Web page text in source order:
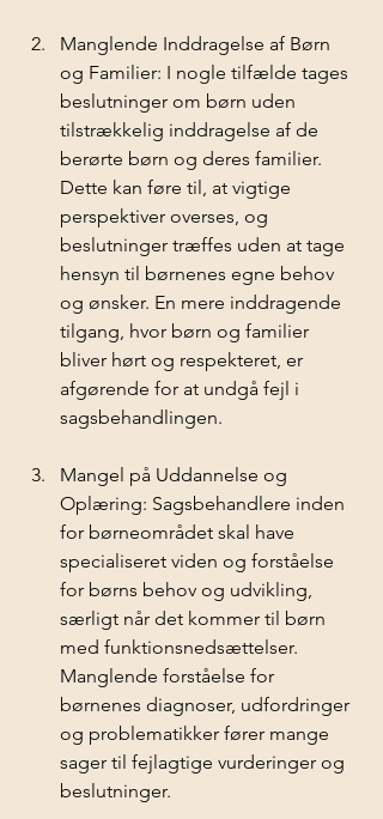
Manglende Inddragelse af Børn
og Familier: I nogle tilfælde tages
beslutninger om børn uden
tilstrækkelig inddragelse af de
berørte børn og deres familier.
Dette kan føre til, at vigtige
perspektiver overses, og
beslutninger træffes uden at tage
hensyn til børnenes egne behov
og ønsker. En mere inddragende
tilgang, hvor børn og familier
bliver hørt og respekteret, er
afgørende for at undgå fejl i
sagsbehandlingen.
Mangel på Uddannelse og
Oplæring: Sagsbehandlere inden
for børneområdet skal have
specialiseret viden og forståelse
for børns behov og udvikling,
særligt når det kommer til børn
med funktionsnedsættelser.
Manglende forståelse for
børnenes diagnoser, udfordringer
og problematikker fører mange
sager til fejlagtige vurderinger og
beslutninger.